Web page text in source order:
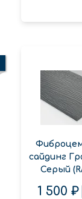
сайдинг
Серый
1 500 ₽